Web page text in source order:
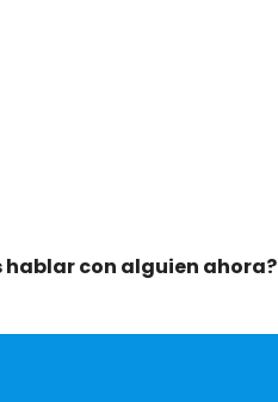
hablar con alguien ahora?